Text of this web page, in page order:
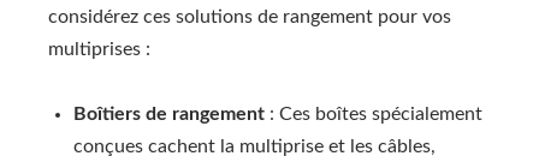
considérez ces solutions de rangement pour vos
multiprises :
Boîtiers de rangement : Ces boîtes spécialement
conçues cachent la multiprise et les câbles,